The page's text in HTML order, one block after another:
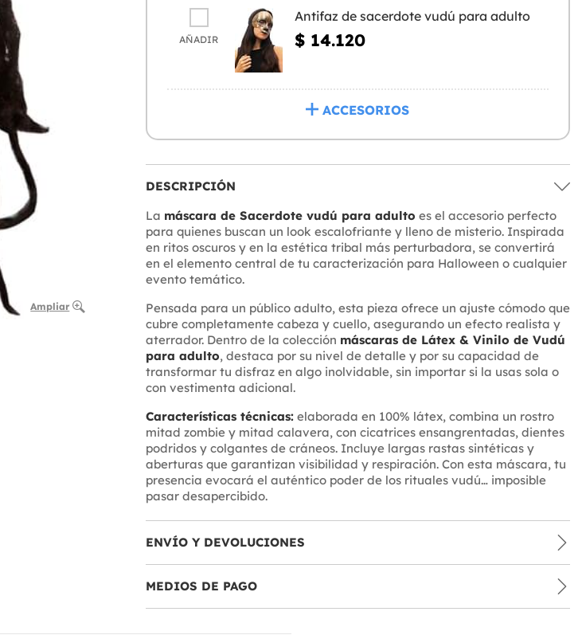
Ampliar
AÑADIR
Antifaz de sacerdote vudú para adulto
$ 14.120
ACCESORIOS
DESCRIPCIÓN
La máscara de Sacerdote vudú para adulto es el accesorio perfecto
para quienes buscan un look escalofriante y lleno de misterio. Inspirada
en ritos oscuros y en la estética tribal más perturbadora, se convertirá
en el elemento central de tu caracterización para Halloween o cualquier
evento temático.
Pensada para un público adulto, esta pieza ofrece un ajuste cómodo que
cubre completamente cabeza y cuello, asegurando un efecto realista y
aterrador. Dentro de la colección máscaras de Látex & Vinilo de Vudú
para adulto, destaca por su nivel de detalle y por su capacidad de
transformar tu disfraz en algo inolvidable, sin importar si la usas sola o
con vestimenta adicional.
Características técnicas:elaborada en 100% látex, combina un rostro
mitad zombie y mitad calavera, con cicatrices ensangrentadas, dientes
podridos y colgantes de cráneos. Incluye largas rastas sintéticas y
aberturas que garantizan visibilidad y respiración. Con esta máscara, tu
presencia evocará el auténtico poder de los rituales vudú… imposible
pasar desapercibido.
ENVÍO Y DEVOLUCIONES
MEDIOS DE PAGO